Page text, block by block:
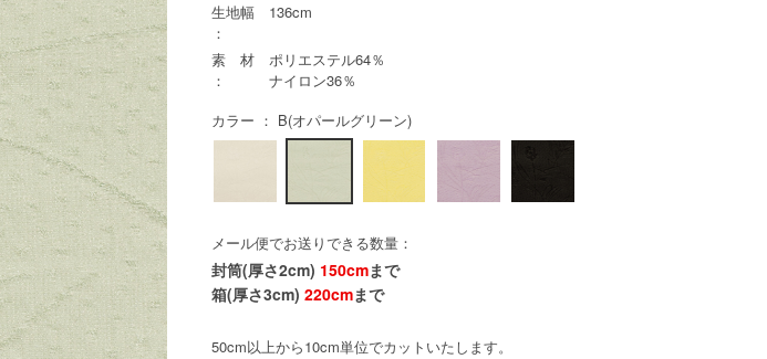
生地幅
：
136cm
素 材
：
ポリエステル64％
ナイロン36％
カラー ： B(オパールグリーン)
メール便でお送りできる数量：
封筒(厚さ2cm) 150cmまで
箱(厚さ3cm) 220cmまで
50cm以上から10cm単位でカットいたします。